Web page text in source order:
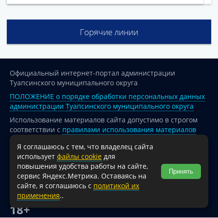
Горячие линии
Официальный интернет-портал администрации
Туапсинского муниципального округа
ПОЛОЖЕНИЕ о порядке обработки персональных данных
администрации Туапсинского муниципального округа
Использование материалов сайта допустимо в строгом
соответствии с правилами использования материалов
опубликованных на сайте
При перепечатке и использовании информации ссылка
на источник обязательна.
Для сайтов и страниц сети Интернет обязательна
активная гиперссылка на официальный интернет-портал
администрации Туапсинского муниципального округа.
18+
Я соглашаюсь с тем, что владелец сайта
использует файлы cookie для
повышения удобства работы на сайте,
сервис Яндекс.Метрика. Оставаясь на
сайте, я соглашаюсь с политикой их
применения..
Принять